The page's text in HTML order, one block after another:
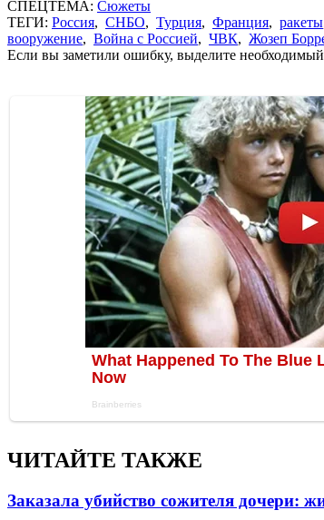
СПЕЦТЕМА: Сюжеты
ТЕГИ: Россия, СНБО, Турция, Франция, ракеты
вооружение, Война с Россией, ЧВК, Жозеп
Если вы заметили ошибку, выделите
ЧИТАЙТЕ ТАКЖЕ
Заказала убийство сожителя дочери: